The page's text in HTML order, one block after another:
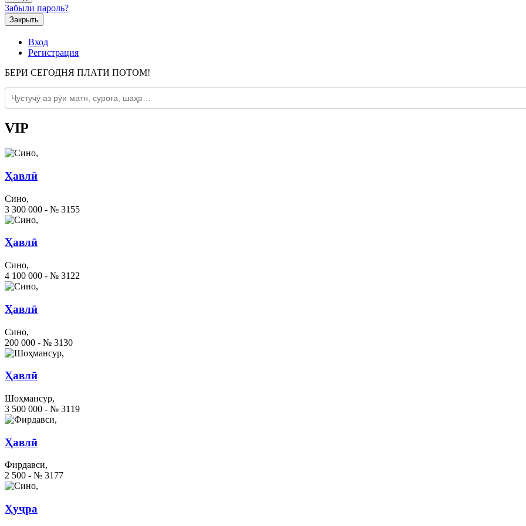
Забыли пароль?
Закрыть
Вход
Регистрация
БЕРИ СЕГОДНЯ ПЛАТИ ПОТОМ!
VIP
Ҳавлӣ
Сино,
3 300 000 - № 3155
Ҳавлӣ
Сино,
4 100 000 - № 3122
Ҳавлӣ
Сино,
200 000 - № 3130
Ҳавлӣ
Шоҳмансур,
3 500 000 - № 3119
Ҳавлӣ
Фирдавси,
2 500 - № 3177
Ҳуҷра